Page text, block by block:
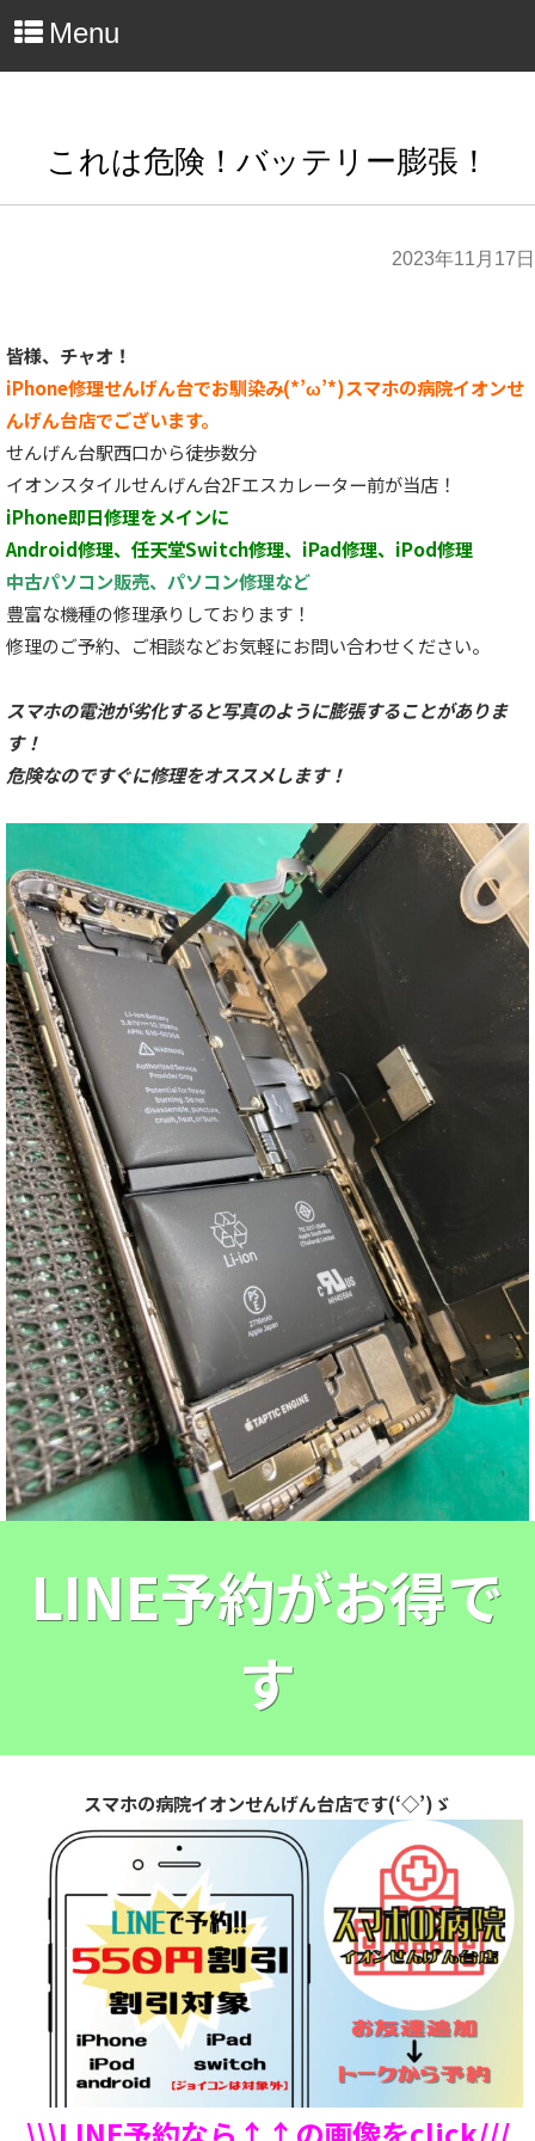
Menu
これは危険！バッテリー膨張！
2023年11月17日
皆様、チャオ！
iPhone修理せんげん台でお馴染み(*’ω’*)スマホの病院イオンせ
んげん台店でございます。
せんげん台駅西口から徒歩数分
イオンスタイルせんげん台2Fエスカレーター前が当店！
iPhone即日修理をメインに
Android修理、任天堂Switch修理、iPad修理、iPod修理
中古パソコン販売、パソコン修理など
豊富な機種の修理承りしております！
修理のご予約、ご相談などお気軽にお問い合わせください。
スマホの電池が劣化すると写真のように膨張することがありま
す！
危険なのですぐに修理をオススメします！
LINE予約がお得で
す
スマホの病院イオンせんげん台店です(‘◇’)ゞ